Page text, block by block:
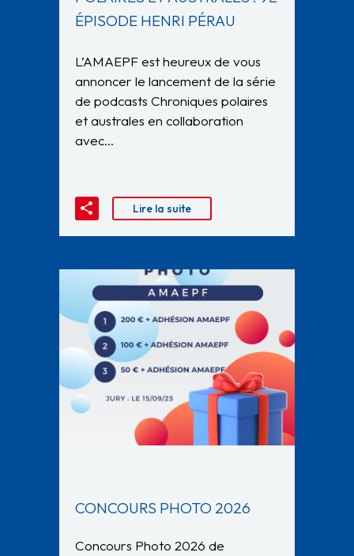
ÉPISODE HENRI PÉRAU
L’AMAEPF est heureux de vous
annoncer le lancement de la série
de podcasts Chroniques polaires
et australes en collaboration
avec…
Lire la suite
CONCOURS PHOTO 2026
Concours Photo 2026 de